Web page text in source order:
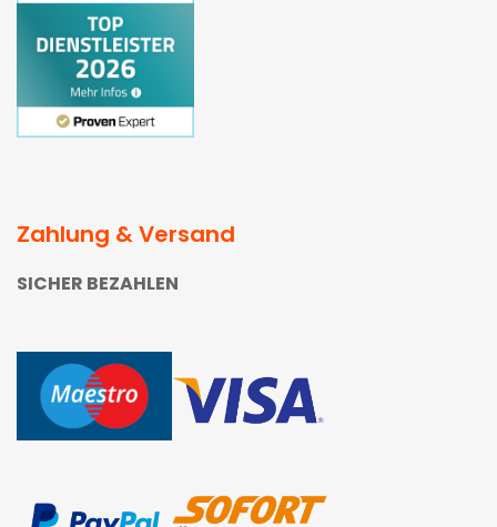
Zahlung & Versand
SICHER BEZAHLEN